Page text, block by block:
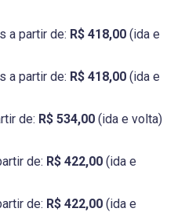
a partir de: R$ 418,00 (ida e
a partir de: R$ 418,00 (ida e
de: R$ 534,00 (ida e volta)
de: R$ 422,00 (ida e
de: R$ 422,00 (ida e